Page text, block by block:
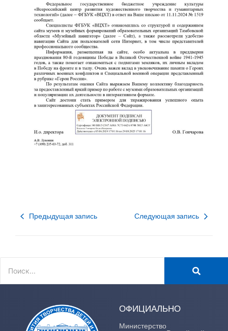
Предыдущая запись Следующая запись
ОФИЦИАЛЬНО
Министерство